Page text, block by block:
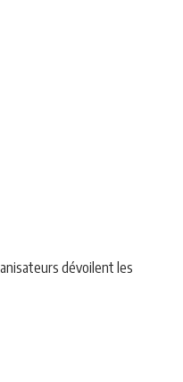
dévoilent les